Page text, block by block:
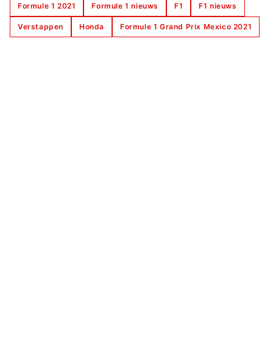
Formule 1 2021 Formule 1 nieuws F1 F1 nieuws
Verstappen Honda Formule 1 Grand Prix Mexico 2021